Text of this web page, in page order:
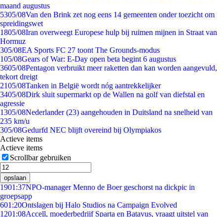
maand augustus
5305/08Van den Brink zet nog eens 14 gemeenten onder toezicht om
spreidingswet
1805/08Iran overweegt Europese hulp bij ruimen mijnen in Straat van
Hormuz
305/08EA Sports FC 27 toont The Grounds-modus
105/08Gears of War: E-Day open beta begint 6 augustus
3605/08Pentagon verbruikt meer raketten dan kan worden aangevuld,
tekort dreigt
2105/08Tanken in België wordt nóg aantrekkelijker
3405/08Dirk sluit supermarkt op de Wallen na golf van diefstal en
agressie
1305/08Nederlander (23) aangehouden in Duitsland na snelheid van
235 km/u
305/08Gedurfd NEC blijft overeind bij Olympiakos
Actieve items
Actieve items
Scrollbar gebruiken
opslaan
1901:37NPO-manager Menno de Boer geschorst na dickpic in
groepsapp
601:20Ontslagen bij Halo Studios na Campaign Evolved
1201:08Accell, moederbedrijf Sparta en Batavus, vraagt uitstel van